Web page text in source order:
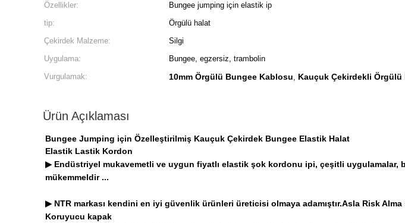
Özellikler: Bungee jumping için elastik ip
tip:
Örgülü halat
Çekirdek Malzeme:
Silgi
Uygulama:
Bungee, egzersiz, trambolin
Vurgulamak:
10mm Örgülü Bungee Kablosu, Kauçuk Çekirdekli Örgülü
Ürün Açıklaması
Bungee Jumping için Özelleştirilmiş Kauçuk Çekirdek Bungee Elastik Halat
Elastik Lastik Kordon
▶ Endüstriyel mukavemetli ve uygun fiyatlı elastik şok kordonu ipi, çeşitli
mükemmeldir ...
▶ NTR markası kendini en iyi güvenlik ürünleri üreticisi olmaya adamıştır.Asla Risk
Koruyucu kapak